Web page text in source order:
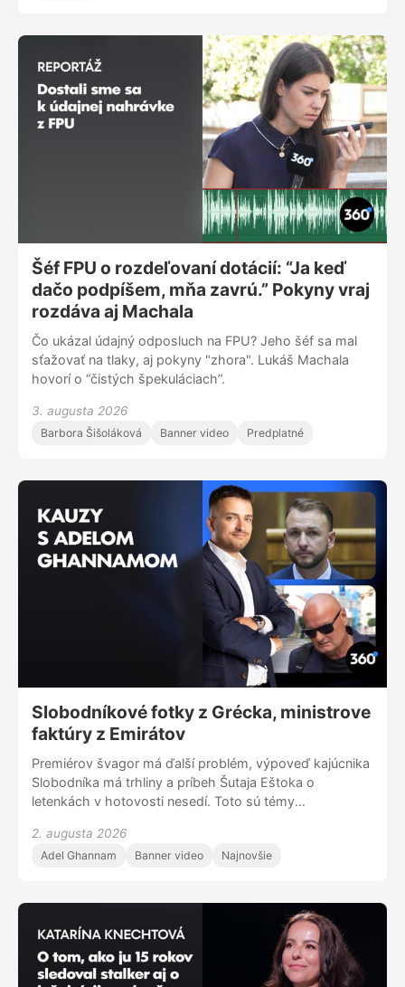
Šéf FPU o rozdeľovaní dotácií: “Ja keď
dačo podpíšem, mňa zavrú.” Pokyny vraj
rozdáva aj Machala
Čo ukázal údajný odposluch na FPU? Jeho šéf sa mal
sťažovať na tlaky, aj pokyny "zhora". Lukáš Machala
hovorí o “čistých špekuláciach”.
3. augusta 2026
Barbora Šišoláková Banner video Predplatné
Slobodníkové fotky z Grécka, ministrove
faktúry z Emirátov
Premiérov švagor má ďalší problém, výpoveď kajúcnika
Slobodníka má trhliny a príbeh Šutaja Eštoka o
letenkách v hotovosti nesedí. Toto sú témy
2. augusta 2026
Adel Ghannam Banner video Najnovšie